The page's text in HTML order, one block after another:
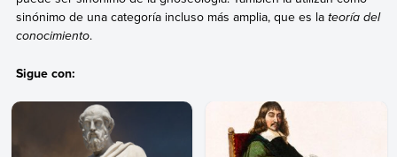
sinónimo de una categoría incluso más amplia, que es la teoría del
conocimiento.
Sigue con: